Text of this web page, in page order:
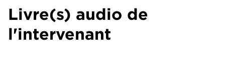
Livre(s) audio de
l'intervenant